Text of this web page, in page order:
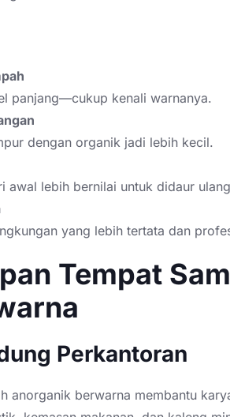
panjang—cukup kenali warnanya.
dengan organik jadi lebih kecil.
awal lebih bernilai untuk didaur
yang lebih tertata dan
Tempat
Perkantoran
anorganik berwarna membantu